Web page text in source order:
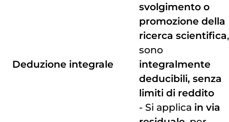
Deduzione integrale
svolgimento o
promozione della
ricerca scientifica,
sono
integralmente
deducibili, senza
limiti di reddito
- Si applica in via